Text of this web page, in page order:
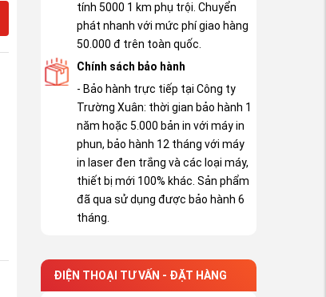
tính 5000 1 km phụ trội. Chuyển
phát nhanh với mức phí giao hàng
50.000 đ trên toàn quốc.
Chính sách bảo hành
- Bảo hành trực tiếp tại Công ty
Trường Xuân: thời gian bảo hành 1
năm hoặc 5.000 bản in với máy in
phun, bảo hành 12 tháng với máy
in laser đen trắng và các loại máy,
thiết bị mới 100% khác. Sản phẩm
đã qua sử dụng được bảo hành 6
tháng.
ĐIỆN THOẠI TƯ VẤN - ĐẶT HÀNG